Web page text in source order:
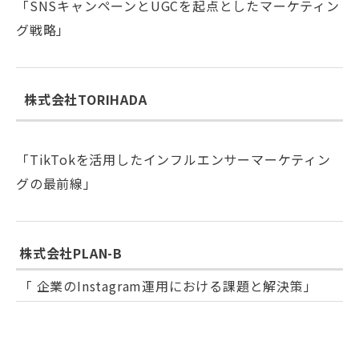
「SNSキャンペーンとUGCを起点としたマーケティン
グ戦略」
株式会社TORIHADA
「TikTokを活用したインフルエンサーマーケティン
グの最前線」
株式会社PLAN-B
「 企業のInstagram運用における課題と解決策」